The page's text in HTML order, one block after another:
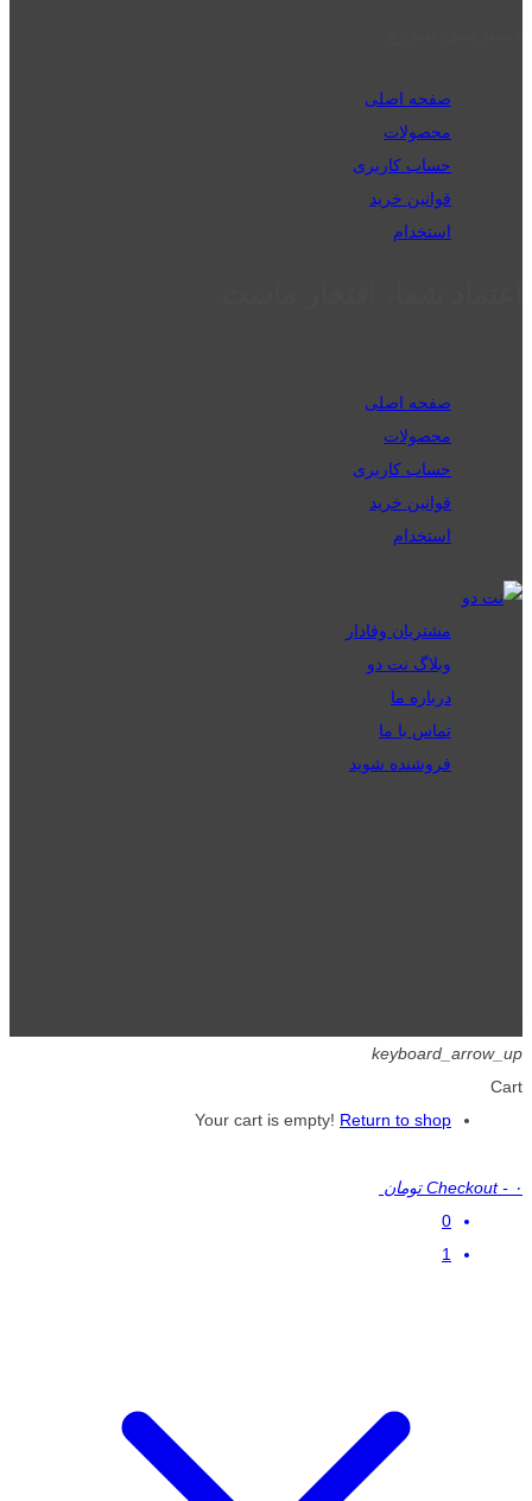
صفحه اصلی
محصولات
حساب کاربری
قوانین خرید
استخدام
صفحه اصلی
محصولات
حساب کاربری
قوانین خرید
استخدام
مشتریان وفادار
وبلاگ نت دو
درباره ما
تماس با ما
فروشنده شوید
keyboard_arrow_up
Cart
Your cart is empty! Return to shop
Checkout - ۰ تومان
0
1